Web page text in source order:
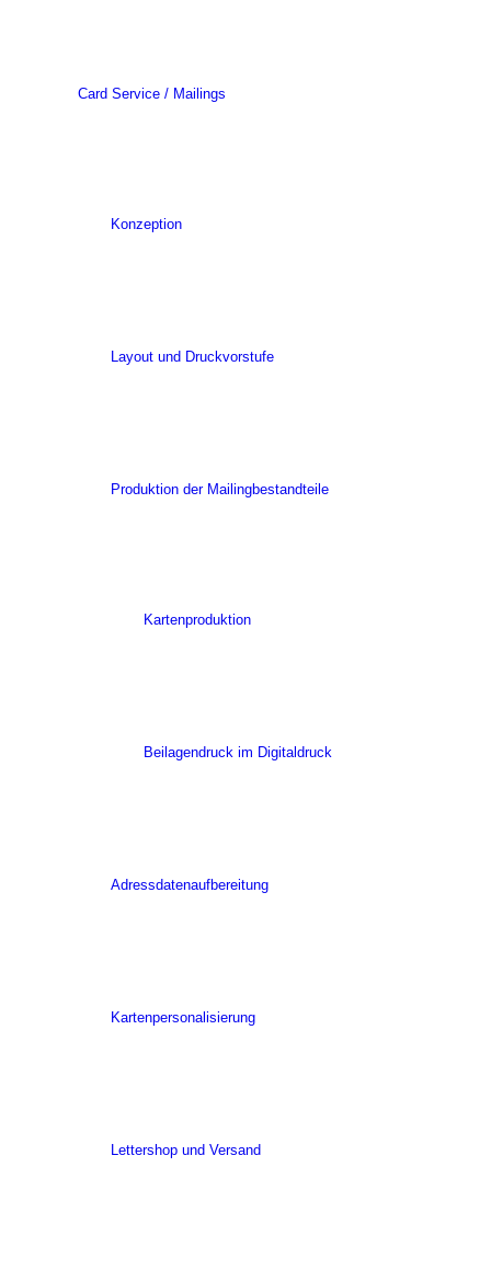
Card Service / Mailings
Konzeption
Layout und Druckvorstufe
Produktion der Mailingbestandteile
Kartenproduktion
Beilagendruck im Digitaldruck
Adressdatenaufbereitung
Kartenpersonalisierung
Lettershop und Versand